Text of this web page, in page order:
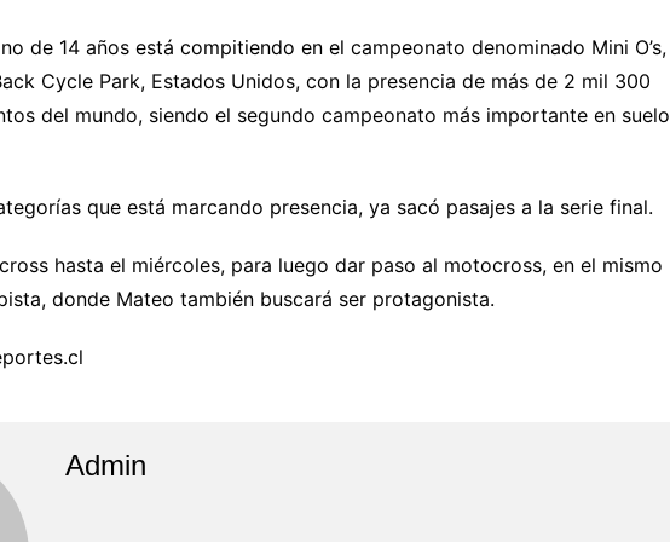
de 14 años está compitiendo en el campeonato denominado Mini O’s,
Cycle Park, Estados Unidos, con la presencia de más de 2 mil 300
del mundo, siendo el segundo campeonato más importante en suelo
que está marcando presencia, ya sacó pasajes a la serie final.
hasta el miércoles, para luego dar paso al motocross, en el mismo
donde Mateo también buscará ser protagonista.
Admin